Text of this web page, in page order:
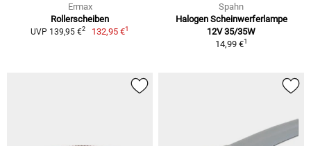
Ermax
Rollerscheiben
UVP 139,95 €2 132,95 €1
Spahn
Halogen Scheinwerferlampe
12V 35/35W
14,99 €1